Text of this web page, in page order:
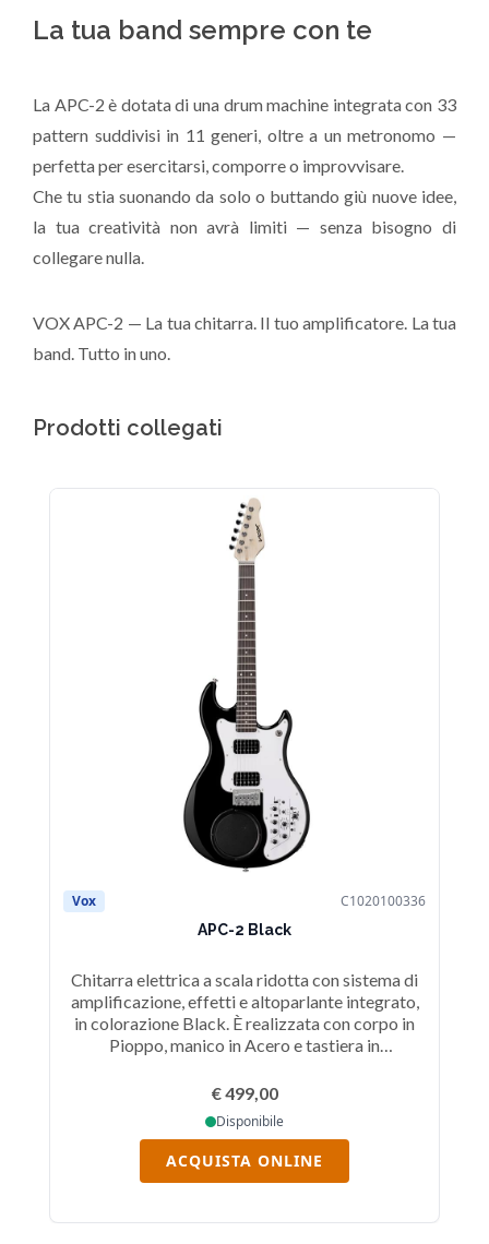
La tua band sempre con te
La APC-2 è dotata di una drum machine integrata con 33
pattern suddivisi in 11 generi, oltre a un metronomo —
perfetta per esercitarsi, comporre o improvvisare.
Che tu stia suonando da solo o buttando giù nuove idee,
la tua creatività non avrà limiti — senza bisogno di
collegare nulla.
VOX APC-2 — La tua chitarra. Il tuo amplificatore. La tua
band. Tutto in uno.
Prodotti collegati
Vox C1020100336
APC-2 Black
Chitarra elettrica a scala ridotta con sistema di
amplificazione, effetti e altoparlante integrato,
in colorazione Black. È realizzata con corpo in
Pioppo, manico in Acero e tastiera in
equipaggiata con sistema modeling analogico di
chorus, tremolo, delay e riverbero, sezione drum
machine con 11 stili, aux in, uscita cuffie,
altoparlante integrato Tectonic Audio. Presenta
€ 499,00
Disponibile
ACQUISTA ONLINE